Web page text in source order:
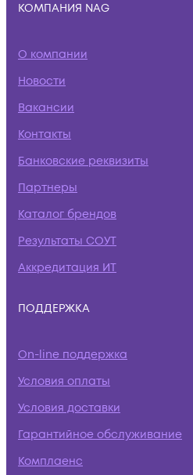
КОМПАНИЯ NAG
О компании
Новости
Вакансии
Контакты
Банковские реквизиты
Партнеры
Каталог брендов
Результаты СОУТ
Аккредитация ИТ
ПОДДЕРЖКА
On-line поддержка
Условия оплаты
Условия доставки
Гарантийное обслуживание
Комплаенс